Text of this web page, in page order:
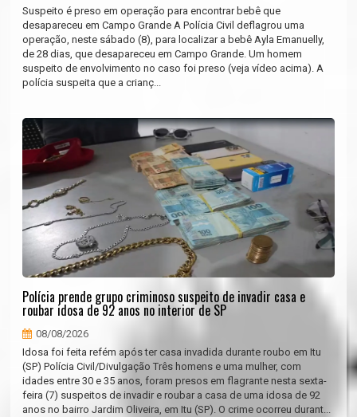
Suspeito é preso em operação para encontrar bebê que
desapareceu em Campo Grande A Polícia Civil deflagrou uma
operação, neste sábado (8), para localizar a bebê Ayla Emanuelly,
de 28 dias, que desapareceu em Campo Grande. Um homem
suspeito de envolvimento no caso foi preso (veja vídeo acima). A
polícia suspeita que a crianç...
Polícia prende grupo criminoso suspeito de invadir casa e
roubar idosa de 92 anos no interior de SP
08/08/2026
Idosa foi feita refém após ter casa invadida durante roubo em Itu
(SP) Polícia Civil/Divulgação Três homens e uma mulher, com
idades entre 30 e 35 anos, foram presos em flagrante nesta sexta-
feira (7) suspeitos de invadir e roubar a casa de uma idosa de 92
anos no bairro Jardim Oliveira, em Itu (SP). O crime ocorreu durant...